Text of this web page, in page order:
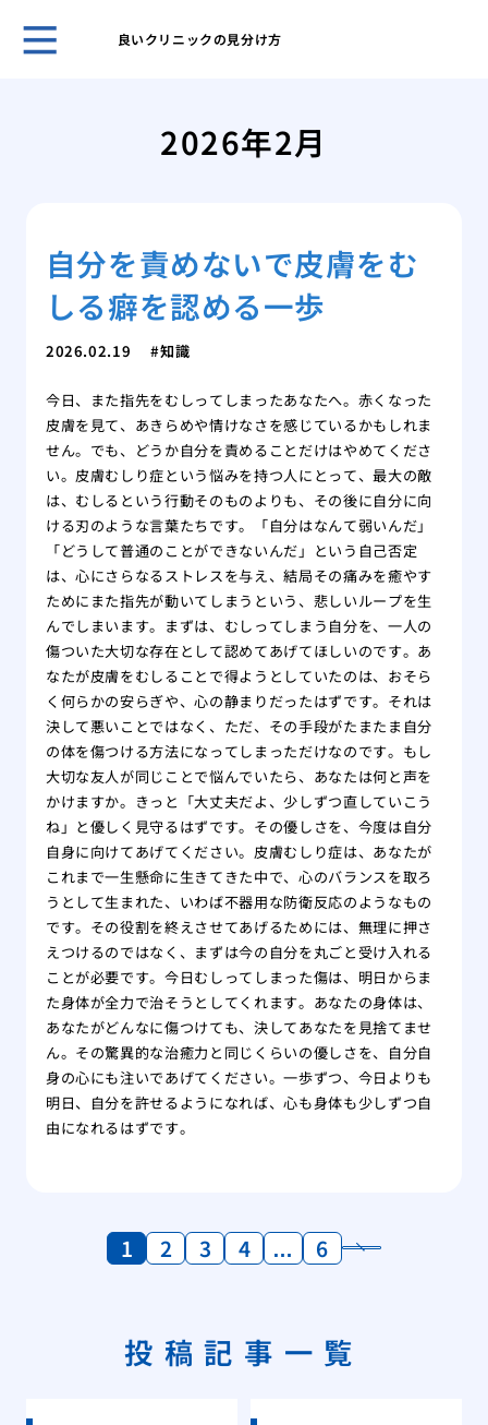
良いクリニックの見分け方
2026年2月
自分を責めないで皮膚をむ
しる癖を認める一歩
2026.02.19 知識
今日、また指先をむしってしまったあなたへ。赤くなった
皮膚を見て、あきらめや情けなさを感じているかもしれま
せん。でも、どうか自分を責めることだけはやめてくださ
い。皮膚むしり症という悩みを持つ人にとって、最大の敵
は、むしるという行動そのものよりも、その後に自分に向
ける刃のような言葉たちです。「自分はなんて弱いんだ」
「どうして普通のことができないんだ」という自己否定
は、心にさらなるストレスを与え、結局その痛みを癒やす
ためにまた指先が動いてしまうという、悲しいループを生
んでしまいます。まずは、むしってしまう自分を、一人の
傷ついた大切な存在として認めてあげてほしいのです。あ
なたが皮膚をむしることで得ようとしていたのは、おそら
く何らかの安らぎや、心の静まりだったはずです。それは
決して悪いことではなく、ただ、その手段がたまたま自分
の体を傷つける方法になってしまっただけなのです。もし
大切な友人が同じことで悩んでいたら、あなたは何と声を
かけますか。きっと「大丈夫だよ、少しずつ直していこう
ね」と優しく見守るはずです。その優しさを、今度は自分
自身に向けてあげてください。皮膚むしり症は、あなたが
これまで一生懸命に生きてきた中で、心のバランスを取ろ
うとして生まれた、いわば不器用な防衛反応のようなもの
です。その役割を終えさせてあげるためには、無理に押さ
えつけるのではなく、まずは今の自分を丸ごと受け入れる
ことが必要です。今日むしってしまった傷は、明日からま
た身体が全力で治そうとしてくれます。あなたの身体は、
あなたがどんなに傷つけても、決してあなたを見捨てませ
ん。その驚異的な治癒力と同じくらいの優しさを、自分自
身の心にも注いであげてください。一歩ずつ、今日よりも
明日、自分を許せるようになれば、心も身体も少しずつ自
由になれるはずです。
1 2 3 4 … 6
投稿記事一覧